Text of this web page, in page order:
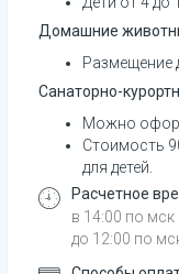
Домашние
Размещение
Санаторно-
Можно
Стоимость
для детей.
Расчетное
в 14:00 по мск
до 12:00 по